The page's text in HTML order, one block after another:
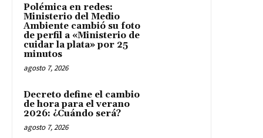
Polémica en redes:
Ministerio del Medio
Ambiente cambió su foto
de perfil a «Ministerio de
cuidar la plata» por 25
minutos
agosto 7, 2026
Decreto define el cambio
de hora para el verano
2026: ¿Cuándo será?
agosto 7, 2026